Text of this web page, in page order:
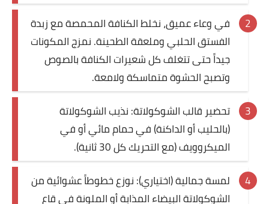
في وعاء عميق، نخلط الكنافة المحمصة مع زبدة
الفستق الحلبي وملعقة الطحينة. نمزج المكونات
جيداً حتى تتغلف كل شعيرات الكنافة بالصوص
وتصبح الحشوة متماسكة ولامعة.
تحضير قالب الشوكولاتة: نذيب الشوكولاتة
(بالحليب أو الداكنة) في حمام مائي أو في
الميكروويف (مع التحريك كل 30 ثانية).
لمسة جمالية (اختياري): نوزع خطوطاً عشوائية من
الشوكولاتة البيضاء المذابة أو الملونة في قاع